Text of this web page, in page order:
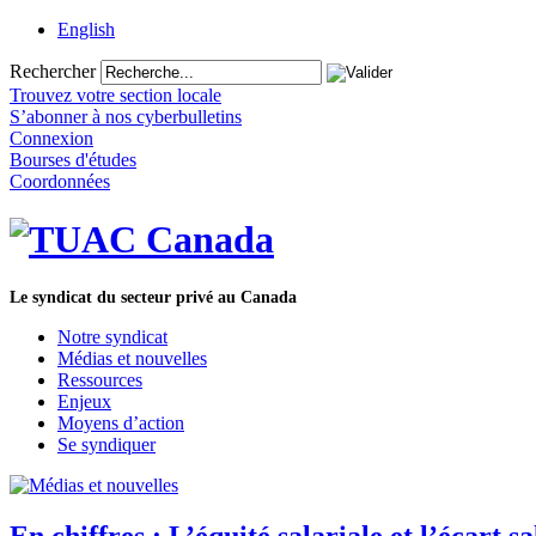
English
Rechercher
Trouvez votre section locale
S’abonner à nos cyberbulletins
Connexion
Bourses d'études
Coordonnées
Le syndicat du secteur privé au Canada
Notre syndicat
Médias et nouvelles
Ressources
Enjeux
Moyens d’action
Se syndiquer